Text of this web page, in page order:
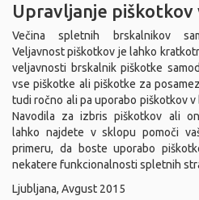
Upravljanje piškotkov
Večina spletnih brskalnikov
Veljavnost piškotkov je lahko
veljavnosti brskalnik piškotke
vse piškotke ali piškotke za
tudi ročno ali pa uporabo piškotkov
Navodila za izbris piškotkov ali
lahko najdete v sklopu pomoči
primeru, da boste uporabo
nekatere funkcionalnosti spletnih
Ljubljana, Avgust 2015